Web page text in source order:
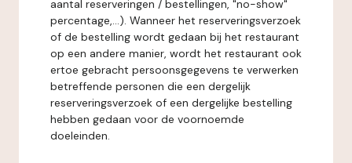
aantal reserveringen / bestellingen, "no-show"
percentage,...). Wanneer het reserveringsverzoek
of de bestelling wordt gedaan bij het restaurant
op een andere manier, wordt het restaurant ook
ertoe gebracht persoonsgegevens te verwerken
betreffende personen die een dergelijk
reserveringsverzoek of een dergelijke bestelling
hebben gedaan voor de voornoemde
doeleinden.